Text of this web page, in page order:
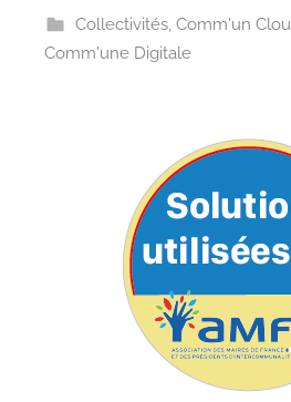
a
e
Collectivités, Comm'un
Comm'une Digitale